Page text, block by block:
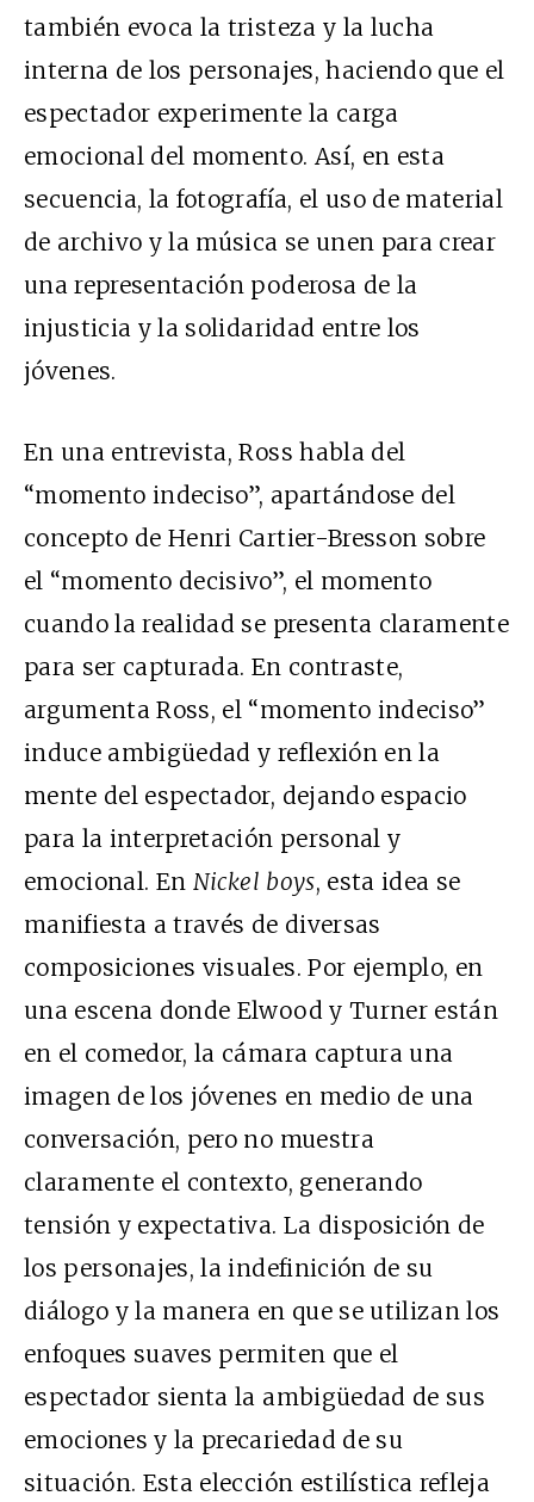
también evoca la tristeza y la lucha
interna de los personajes, haciendo que el
espectador experimente la carga
emocional del momento. Así, en esta
secuencia, la fotografía, el uso de material
de archivo y la música se unen para crear
una representación poderosa de la
injusticia y la solidaridad entre los
jóvenes.
En una entrevista, Ross habla del
“momento indeciso”, apartándose del
concepto de Henri Cartier-Bresson sobre
el “momento decisivo”, el momento
cuando la realidad se presenta claramente
para ser capturada. En contraste,
argumenta Ross, el “momento indeciso”
induce ambigüedad y reflexión en la
mente del espectador, dejando espacio
para la interpretación personal y
emocional. En Nickel boys, esta idea se
manifiesta a través de diversas
composiciones visuales. Por ejemplo, en
una escena donde Elwood y Turner están
en el comedor, la cámara captura una
imagen de los jóvenes en medio de una
conversación, pero no muestra
claramente el contexto, generando
tensión y expectativa. La disposición de
los personajes, la indefinición de su
diálogo y la manera en que se utilizan los
enfoques suaves permiten que el
espectador sienta la ambigüedad de sus
emociones y la precariedad de su
situación. Esta elección estilística refleja